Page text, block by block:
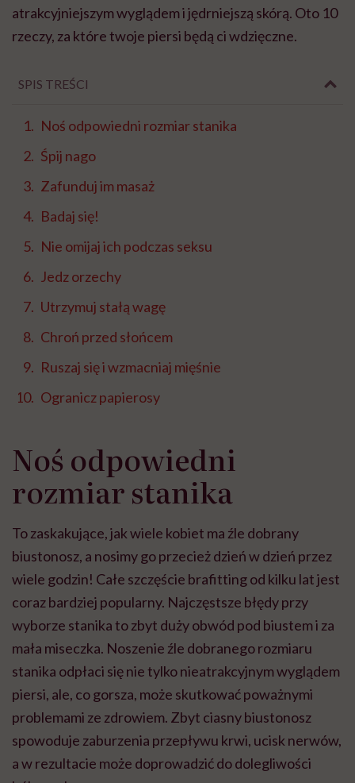
atrakcyjniejszym wyglądem i jędrniejszą skórą. Oto 10
rzeczy, za które twoje piersi będą ci wdzięczne.
SPIS TREŚCI
Noś odpowiedni rozmiar stanika
Śpij nago
Zafunduj im masaż
Badaj się!
Nie omijaj ich podczas seksu
Jedz orzechy
Utrzymuj stałą wagę
Chroń przed słońcem
Ruszaj się i wzmacniaj mięśnie
Ogranicz papierosy
Noś odpowiedni
rozmiar stanika
To zaskakujące, jak wiele kobiet ma źle dobrany
biustonosz, a nosimy go przecież dzień w dzień przez
wiele godzin! Całe szczęście brafitting od kilku lat jest
coraz bardziej popularny. Najczęstsze błędy przy
wyborze stanika to zbyt duży obwód pod biustem i za
mała miseczka. Noszenie źle dobranego rozmiaru
stanika odpłaci się nie tylko nieatrakcyjnym wyglądem
piersi, ale, co gorsza, może skutkować poważnymi
problemami ze zdrowiem. Zbyt ciasny biustonosz
spowoduje zaburzenia przepływu krwi, ucisk nerwów,
a w rezultacie może doprowadzić do dolegliwości